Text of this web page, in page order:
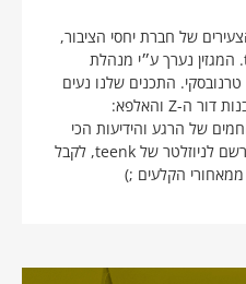
של חברת יחסי הציבור,
המתמחה בשיווק לנוער, teenk. המגזין נערך ע״י מנהלת
טרנובסקי. התכנים שלנו נעים
בין כל העולמות שנוגעים לבני ובנות דור ה-Z והאלפא:
של הרגע והידיעות הכי
עדכניות. מוזמנים ומוזמנות להירשם לניוזלטר של teenk, לקבל
הקלעים ;)